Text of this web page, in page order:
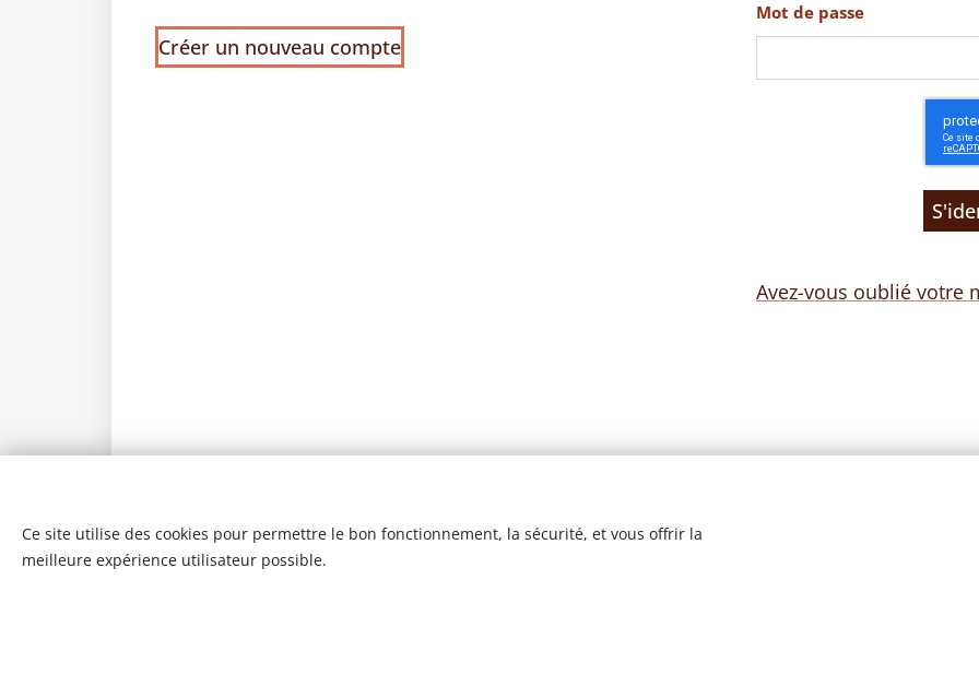
Créer un nouveau compte
Mot de passe
Avez-vous oublié votre
Ce site utilise des cookies pour permettre le bon fonctionnement, la sécurité, et vous offrir la
meilleure expérience utilisateur possible.